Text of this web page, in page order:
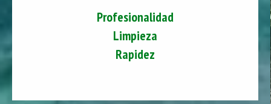
Profesionalidad
Limpieza
Rapidez